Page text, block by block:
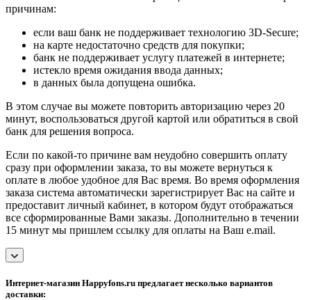
причинам:
если ваш банк не поддерживает технологию 3D-Secure;
на карте недостаточно средств для покупки;
банк не поддерживает услугу платежей в интернете;
истекло время ожидания ввода данных;
в данных была допущена ошибка.
В этом случае вы можете повторить авторизацию через 20
минут, воспользоваться другой картой или обратиться в свой
банк для решения вопроса.
Если по какой-то причине вам неудобно совершить оплату
сразу при оформлении заказа, то вы можете вернуться к
оплате в любое удобное для Вас время. Во время оформления
заказа система автоматически зарегистрирует Вас на сайте и
предоставит личный кабинет, в котором будут отображаться
все сформированные Вами заказы. Дополнительно в течении
15 минут мы пришлем ссылку для оплаты на Ваш e.mail.
Интернет-магазин Happyfons.ru предлагает несколько вариантов
доставки: